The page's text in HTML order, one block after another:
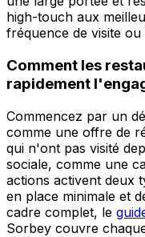
high-touch aux
fréquence de visite ou
Comment les
rapidement
Commencez par un
comme une offre de
qui n'ont pas visité
sociale, comme une
actions activent deux
en place minimale et
cadre complet, le
Sorbey couvre